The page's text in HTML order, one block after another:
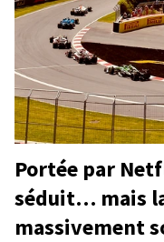
Portée par
séduit… mais
massivement